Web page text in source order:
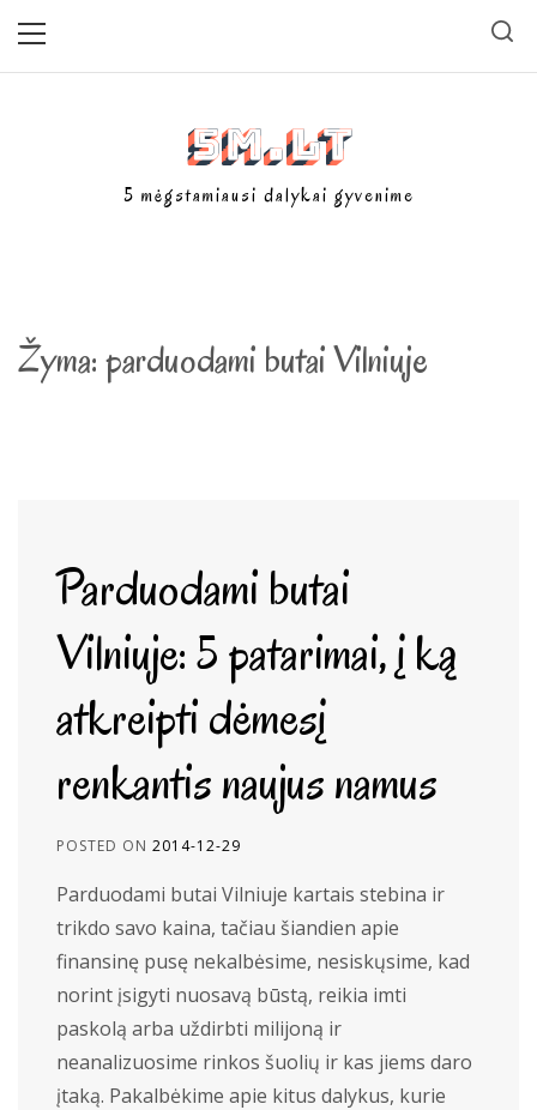
5m.lt
5 mėgstamiausi dalykai gyvenime
Žyma:parduodami butai Vilniuje
Parduodami butai
Vilniuje: 5 patarimai, į ką
atkreipti dėmesį
renkantis naujus namus
POSTED ON 2014-12-29
Parduodami butai Vilniuje kartais stebina ir
trikdo savo kaina, tačiau šiandien apie
finansinę pusę nekalbėsime, nesiskųsime, kad
norint įsigyti nuosavą būstą, reikia imti
paskolą arba uždirbti milijoną ir
neanalizuosime rinkos šuolių ir kas jiems daro
įtaką. Pakalbėkime apie kitus dalykus, kurie